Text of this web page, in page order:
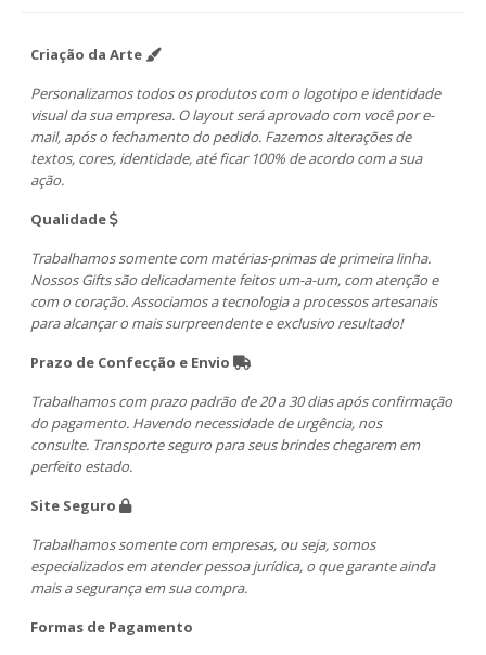
Criação da Arte
Personalizamos todos os produtos com o logotipo e identidade
visual da sua empresa. O layout será aprovado com você por e-
mail, após o fechamento do pedido. Fazemos alterações de
textos, cores, identidade, até ficar 100% de acordo com a sua
ação.
Qualidade
Trabalhamos somente com matérias-primas de primeira linha.
Nossos Gifts são delicadamente feitos um-a-um, com atenção e
com o coração. Associamos a tecnologia a processos artesanais
para alcançar o mais surpreendente e exclusivo resultado!
Prazo de Confecção e Envio
Trabalhamos com prazo padrão de 20 a 30 dias após confirmação
do pagamento. Havendo necessidade de urgência, nos
consulte. Transporte seguro para seus brindes chegarem em
perfeito estado.
Site Seguro
Trabalhamos somente com empresas, ou seja, somos
especializados em atender pessoa jurídica, o que garante ainda
mais a segurança em sua compra.
Formas de Pagamento